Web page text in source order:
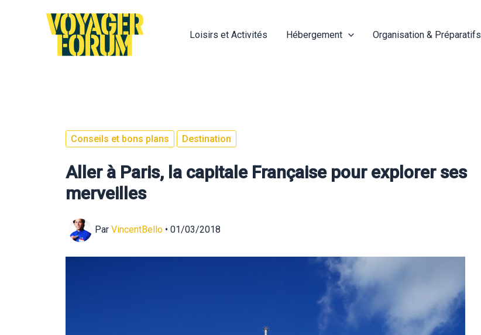
Loisirs et Activités Hébergement Organisation & Préparatifs
Conseils et bons plans Destination
Aller à Paris, la capitale Française pour explorer ses
merveilles
Par VincentBello • 01/03/2018